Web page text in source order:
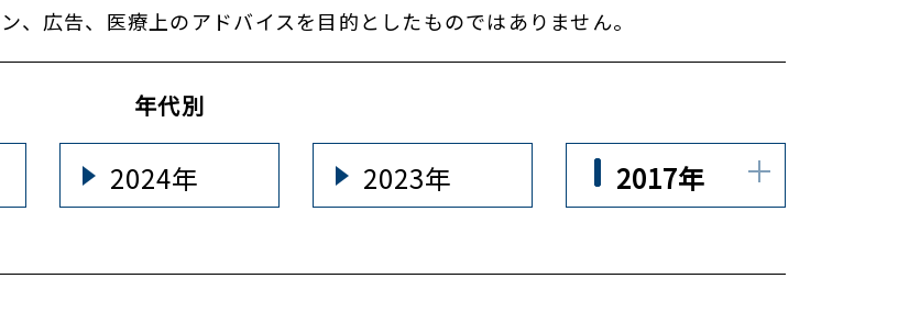
、広告、医療上のアドバイスを目的としたものではありません。
年代別
2024年 2023年 2017年